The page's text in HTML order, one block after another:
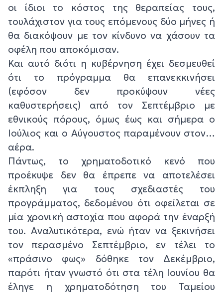
οι ίδιοι το κόστος της θεραπείας τους,
τουλάχιστον για τους επόμενους δύο μήνες ή
θα διακόψουν με τον κίνδυνο να χάσουν τα
οφέλη που αποκόμισαν.
Και αυτό διότι η κυβέρνηση έχει δεσμευθεί
ότι το πρόγραμμα θα επανεκκινήσει
(εφόσον δεν προκύψουν νέες
καθυστερήσεις) από τον Σεπτέμβριο με
εθνικούς πόρους, όμως έως και σήμερα ο
Ιούλιος και ο Αύγουστος παραμένουν στον…
αέρα.
Πάντως, το χρηματοδοτικό κενό που
προέκυψε δεν θα έπρεπε να αποτελέσει
έκπληξη για τους σχεδιαστές του
προγράμματος, δεδομένου ότι οφείλεται σε
μία χρονική αστοχία που αφορά την έναρξή
του. Αναλυτικότερα, ενώ ήταν να ξεκινήσει
τον περασμένο Σεπτέμβριο, εν τέλει το
«πράσινο φως» δόθηκε τον Δεκέμβριο,
παρότι ήταν γνωστό ότι στα τέλη Ιουνίου θα
έληγε η χρηματοδότηση του Ταμείου